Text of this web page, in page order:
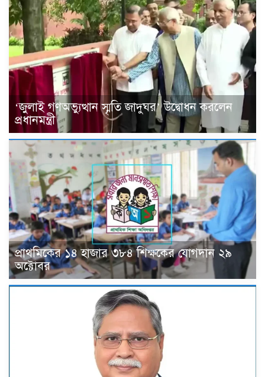
‘জুলাই গণঅভ্যুত্থান স্মৃতি জাদুঘর’ উদ্বোধন করলেন
প্রধানমন্ত্রী
প্রাথমিকের ১৪ হাজার ৩৮৪ শিক্ষকের যোগদান ২৯
অক্টোবর